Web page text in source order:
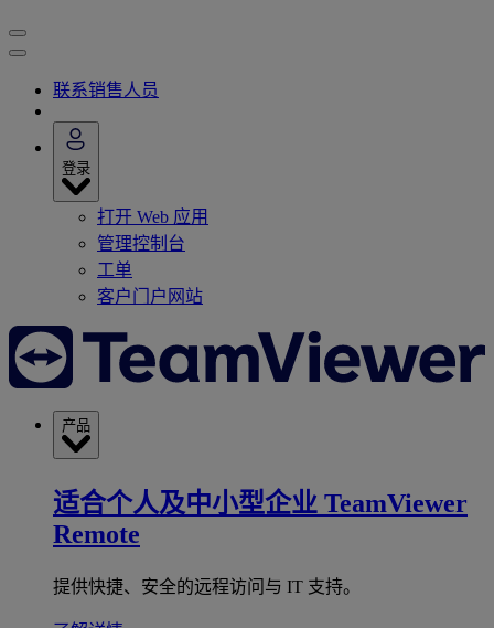
联系销售人员
登录
打开 Web 应用
管理控制台
工单
客户门户网站
产品
适合个人及中小型企业 TeamViewer
Remote
提供快捷、安全的远程访问与 IT 支持。